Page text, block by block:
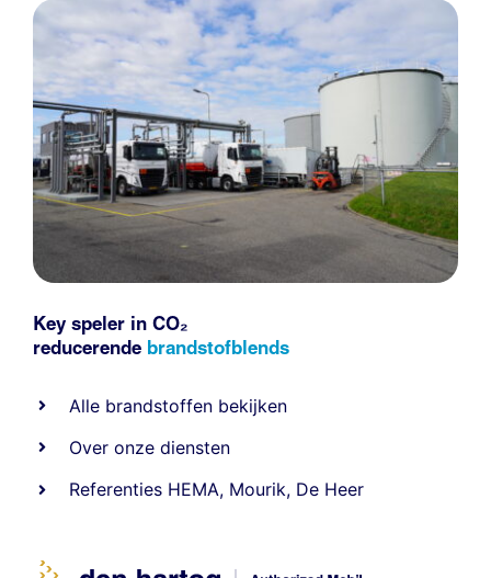
Key speler in CO₂
reducerende brandstofblends
Alle brandstoffen bekijken
Over onze diensten
Referenties HEMA, Mourik, De Heer